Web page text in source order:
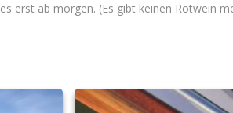
erst ab morgen. (Es gibt keinen Rotwein